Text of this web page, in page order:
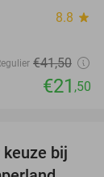
8.8 star
€41,50
€21 ,50
41%
bij